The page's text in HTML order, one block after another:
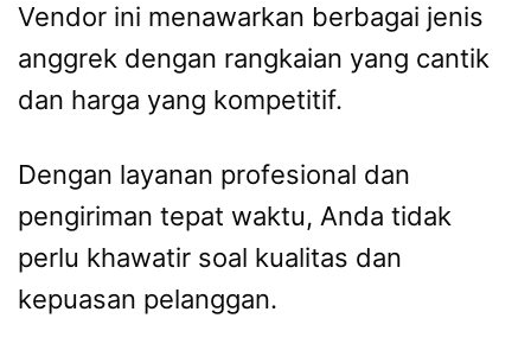
Vendor ini menawarkan berbagai jenis
anggrek dengan rangkaian yang cantik
dan harga yang kompetitif.
Dengan layanan profesional dan
pengiriman tepat waktu, Anda tidak
perlu khawatir soal kualitas dan
kepuasan pelanggan.